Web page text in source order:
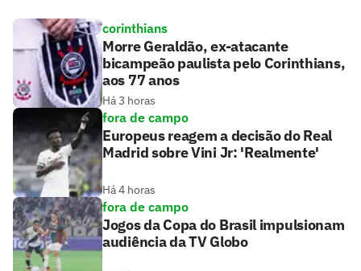
corinthians
Morre Geraldão, ex-atacante
bicampeão paulista pelo Corinthians,
aos 77 anos
Há 3 horas
fora de campo
Europeus reagem a decisão do Real
Madrid sobre Vini Jr: 'Realmente'
Há 4 horas
fora de campo
Jogos da Copa do Brasil impulsionam
audiência da TV Globo